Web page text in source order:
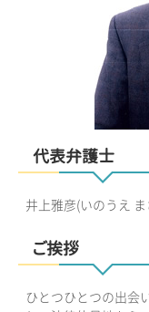
代表弁護士
井上雅彦(いのうえ
ご挨拶
ひとつひとつの出会